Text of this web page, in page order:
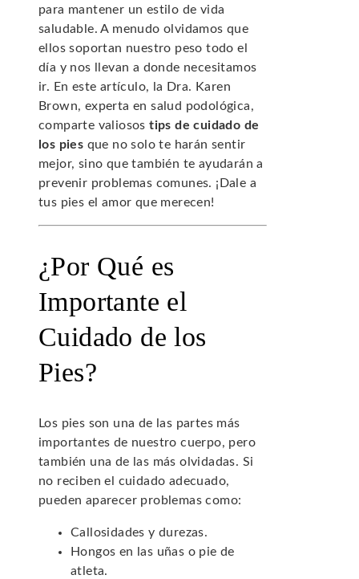
para mantener un estilo de vida
saludable. A menudo olvidamos que
ellos soportan nuestro peso todo el
día y nos llevan a donde necesitamos
ir. En este artículo, la Dra. Karen
Brown, experta en salud podológica,
comparte valiosostips de cuidado de
los pies que no solo te harán sentir
mejor, sino que también te ayudarán a
prevenir problemas comunes. ¡Dale a
tus pies el amor que merecen!
¿Por Qué es
Importante el
Cuidado de los
Pies?
Los pies son una de las partes más
importantes de nuestro cuerpo, pero
también una de las más olvidadas. Si
no reciben el cuidado adecuado,
pueden aparecer problemas como:
Callosidades y durezas.
Hongos en las uñas o pie de
atleta.